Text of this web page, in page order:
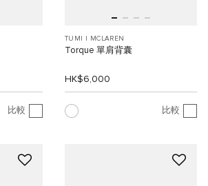
比較
TUMI I MCLAREN
Torque 單肩背囊
HK$6,000
比較